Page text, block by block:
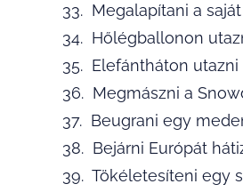
33. Megalapítani a
34. Hőlégballonon
35. Elefántháton utazni
36. Megmászni a
37. Beugrani egy
38. Bejárni Európát
39. Tökéletesíteni egy